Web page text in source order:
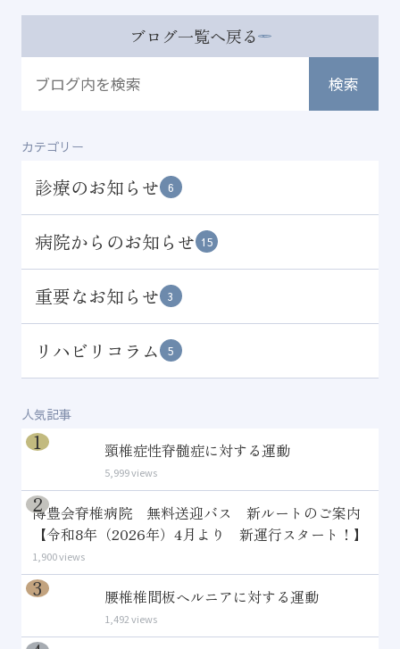
ブログ一覧へ戻る
カテゴリー
診療のお知らせ 6
病院からのお知らせ 15
重要なお知らせ 3
リハビリコラム 5
人気記事
頸椎症性脊髄症に対する運動
5,999 views
博豊会脊椎病院 無料送迎バス 新ルートのご案内
【令和8年（2026年）4月より 新運行スタート！】
1,900 views
腰椎椎間板ヘルニアに対する運動
1,492 views